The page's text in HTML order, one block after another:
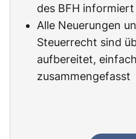
des BFH informiert
Alle Neuerungen
Steuerrecht sind
aufbereitet,
zusammengefasst